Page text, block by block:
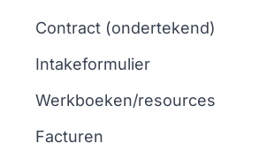
Contract (ondertekend)
Intakeformulier
Werkboeken/resources
Facturen